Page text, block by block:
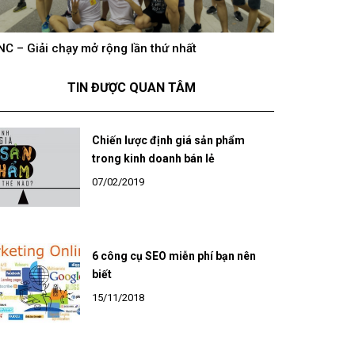
– Giải chạy mở rộng lần thứ nhất
khí cổ vũ U23 Việt Nam tại BNC Group trên
Chiến lược định giá sản phẩm
6 công cụ SEO miễn phí bạn nên